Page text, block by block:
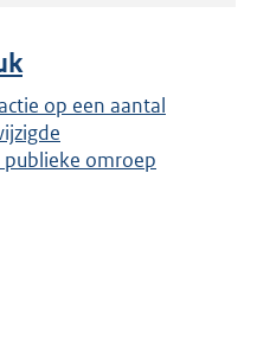
op een aantal
omroep